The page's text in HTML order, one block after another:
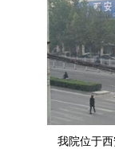
我院位于西